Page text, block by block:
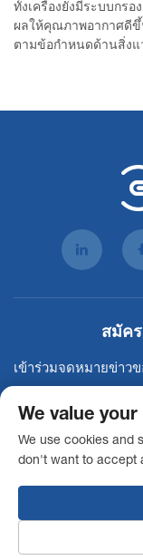
ทั้งเครื่องยังมีระบบกร
ผลให้คุณภาพอากาศดี
ตามข้อกำหนดด้านสิ่งแ
สมัค
เข้าร่วมจดหมายข่าว
We value
We use cookies and
don't want to accept